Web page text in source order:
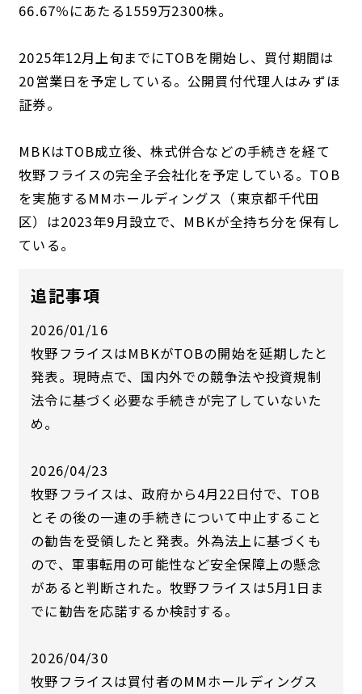
66.67％にあたる1559万2300株。
2025年12月上旬までにTOBを開始し、買付期間は
20営業日を予定している。公開買付代理人はみずほ
証券。
MBKはTOB成立後、株式併合などの手続きを経て
牧野フライスの完全子会社化を予定している。TOB
を実施するMMホールディングス（東京都千代田
区）は2023年9月設立で、MBKが全持ち分を保有し
ている。
追記事項
2026/01/16
牧野フライスはMBKがTOBの開始を延期したと
発表。現時点で、国内外での競争法や投資規制
法令に基づく必要な手続きが完了していないた
め。
2026/04/23
牧野フライスは、政府から4月22日付で、TOB
とその後の一連の手続きについて中止すること
の勧告を受領したと発表。外為法上に基づくも
ので、軍事転用の可能性など安全保障上の懸念
があると判断された。牧野フライスは5月1日ま
でに勧告を応諾するか検討する。
2026/04/30
牧野フライスは買付者のMMホールディングス